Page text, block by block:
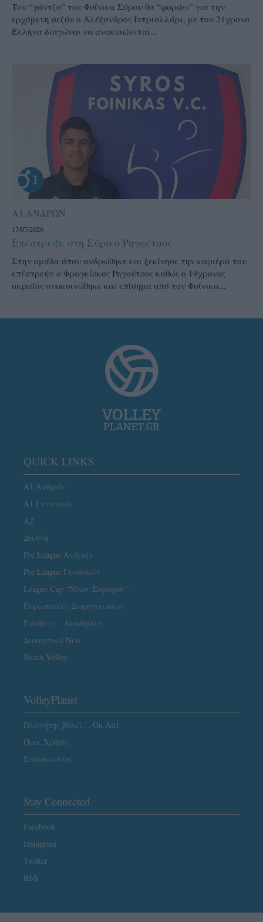
Τον “γάντζο” του Φοίνικα Σύρου θα “φοράει” για την
ερχόμενη σεζόν ο Αλέξανδρος Ιντρισλλάρι, με τον 21χρονο
Έλληνα διαγώνιο να ανακοιώνεται...
Α1 ΑΝΔΡΩΝ
17/07/2026
Επέστρεψε στη Σύρο ο Ρηγούτσος
Στην ομάδα όπου ανδρώθηκε και ξεκίνησε την καριέρα του
επέστρεψε ο Φραγκίσκος Ρηγούτσος καθώς ο 19χρονος
ακραίος ανακοινώθηκε και επίσημα από τον Φοίνικα...
QUICK LINKS
Α1 Ανδρών
Α1 Γυναικών
A2
Διεθνή
Pre League Ανδρών
Pre League Γυναικών
League Cup “Νίκος Σαμαράς”
Ευρωπαϊκές Διοργανώσεις
Ενώσεις – Ακαδημίες
Διοικητικά Νέα
Beach Volley
VolleyPlanet
Πλανήτης βόλεϊ… On Air!
Όροι Χρήσης
Επικοινωνία
Stay Connected
Facebook
Instagram
Twitter
RSS